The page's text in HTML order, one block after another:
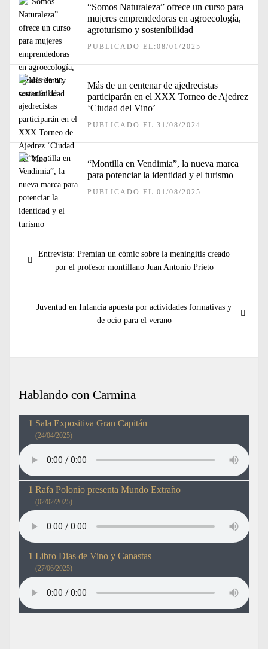
“Somos Naturaleza” ofrece un curso para
mujeres emprendedoras en agroecología,
agroturismo y sostenibilidad
PUBLICADO EL:08/01/2025
Más de un centenar de ajedrecistas
participarán en el XXX Torneo de Ajedrez
‘Ciudad del Vino’
PUBLICADO EL:31/08/2024
“Montilla en Vendimia”, la nueva marca
para potenciar la identidad y el turismo
PUBLICADO EL:01/08/2025
de
Entrada
anterior:
Entrevista: Premian un cómic sobre la meningitis creado
por el profesor montillano Juan Antonio Prieto
Entrada
Juventud en Infancia apuesta por actividades formativas y
de ocio para el verano
Hablando con Carmina
Sala Expositiva Gran Capitán
(24/04/2025)
Rafa Polonio presenta Mundo Extraño
(02/02/2025)
Libro Dias de Vino y Canastas
(27/06/2025)